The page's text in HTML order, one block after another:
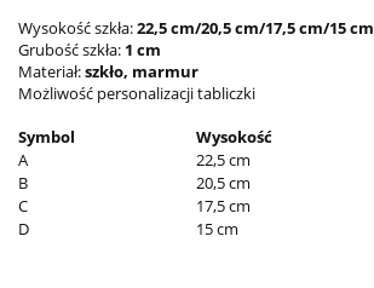
Wysokość szkła:22,5 cm/20,5 cm/17,5 cm/15 cm
Grubość szkła: 1 cm
Materiał:szkło, marmur
Możliwość personalizacji tabliczki
Symbol
Wysokość
A
22,5 cm
B
20,5 cm
C
17,5 cm
D
15 cm